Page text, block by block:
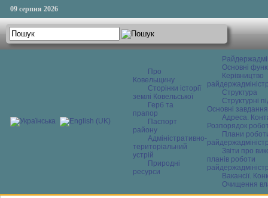
09 серпня 2026
Про
Ковельщину
Сторінки історії
землі Ковельської
Герб та
прапор
Паспорт
району
Адміністративно-
територіальний
устрій
Природні
ресурси
Основні
Керівництво
Структура
Структурні
Основні завдання
Адреса.
Розпорядок
Плани
Звіти про
планів роботи
Вакансії.
Очищення